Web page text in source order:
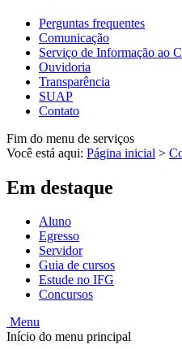
Perguntas frequentes
Comunicação
Serviço de Informação ao
Ouvidoria
Transparência
SUAP
Contato
Fim do menu de serviços
Você está aqui: Página inicial >
Em destaque
Aluno
Egresso
Servidor
Guia de cursos
Estude no IFG
Concursos
Menu
Início do menu principal